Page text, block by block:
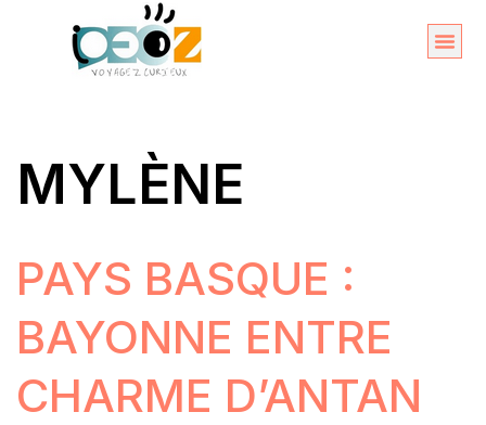
MYLÈNE
PAYS BASQUE :
BAYONNE ENTRE
CHARME D’ANTAN